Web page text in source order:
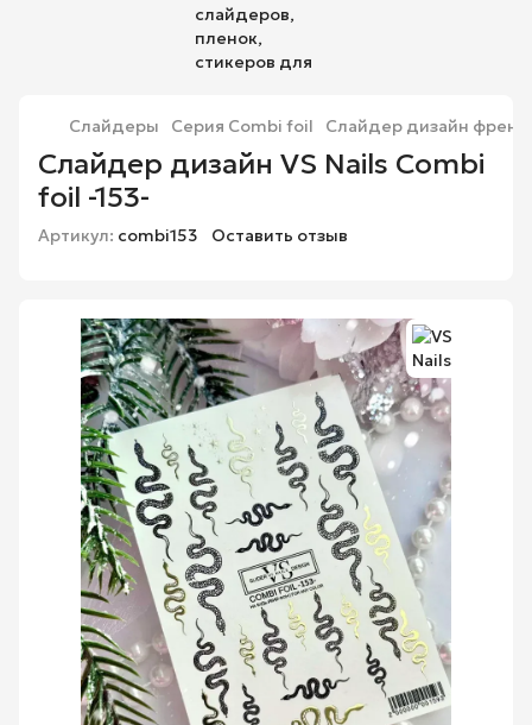
Слайдеры Серия Combi foil Слайдер дизайн френч
Слайдер дизайн VS Nails Combi
foil -153-
Артикул: combi153 Оставить отзыв